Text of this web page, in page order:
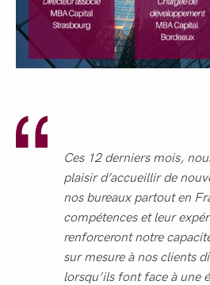
Ces 12 derniers mois,
plaisir d’accueillir de
nos bureaux partout en
compétences et leur
renforceront notre
sur mesure à nos clients
lorsqu’ils font face à une